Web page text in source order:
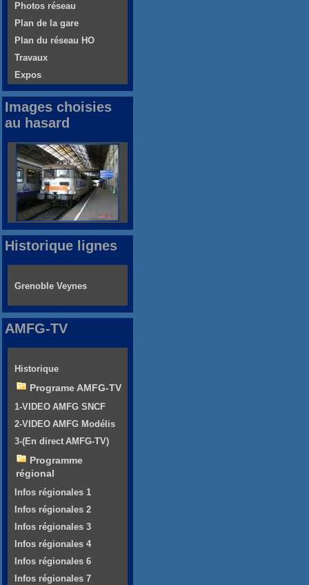
Photos réseau
Plan de la gare
Plan du réseau HO
Travaux
Expos
Images choisies
au hasard
Historique lignes
Grenoble Veynes
AMFG-TV
Historique
Programe AMFG-TV
1-VIDEO AMFG SNCF
2-VIDEO AMFG Modélis
3-(En direct AMFG-TV)
Programme
régional
Infos régionales 1
Infos régionales 2
Infos régionales 3
Infos régionales 4
Infos régionales 6
Infos régionales 7